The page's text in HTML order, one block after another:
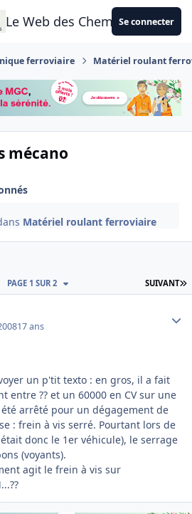
Le Web des CheminotsSe connecter
ferroviaire Matériel roulant
mécano
Matériel roulant ferroviaire
SUIVANT
PAGE 1 SUR 2
17 ans
un p'tit texto : en gros, il a fait
entre ?? et un 60000 en CV sur une
arrêté pour un dégagement de
: frein à vis serré. Pourtant lors de
donc le 1er véhicule), le serrage
(voyants).
agit le frein à vis sur